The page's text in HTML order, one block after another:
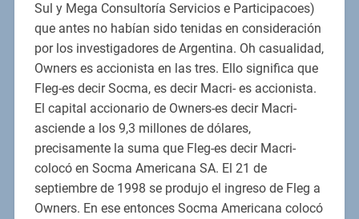
Sul y Mega Consultoría Servicios e Participacoes)
que antes no habían sido tenidas en consideración
por los investigadores de Argentina. Oh casualidad,
Owners es accionista en las tres. Ello significa que
Fleg-es decir Socma, es decir Macri- es accionista.
El capital accionario de Owners-es decir Macri-
asciende a los 9,3 millones de dólares,
precisamente la suma que Fleg-es decir Macri-
colocó en Socma Americana SA. El 21 de
septiembre de 1998 se produjo el ingreso de Fleg a
Owners. En ese entonces Socma Americana colocó